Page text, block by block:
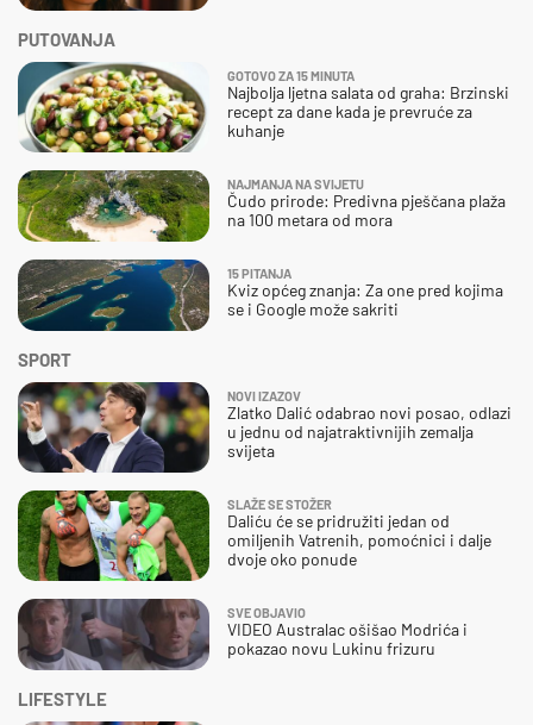
SPORT
NOVI IZAZOV
Zlatko Dalić odabrao novi posao, odlazi
u jednu od najatraktivnijih zemalja
svijeta
SLAŽE SE STOŽER
Daliću će se pridružiti jedan od
omiljenih Vatrenih, pomoćnici i dalje
dvoje oko ponude
SVE OBJAVIO
VIDEO Australac ošišao Modrića i
pokazao novu Lukinu frizuru
PUTOVANJA
GOTOVO ZA 15 MINUTA
Najbolja ljetna salata od graha: Brzinski
recept za dane kada je prevruće za
kuhanje
NAJMANJA NA SVIJETU
Čudo prirode: Predivna pješčana plaža
na 100 metara od mora
15 PITANJA
Kviz općeg znanja: Za one pred kojima
se i Google može sakriti
LIFESTYLE